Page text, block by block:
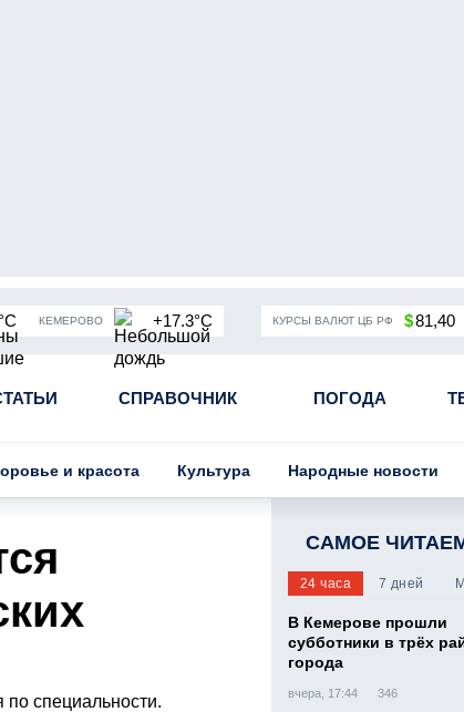
КЕМЕРОВО +17.3°C КУРСЫ ВАЛЮТ ЦБ РФ $81,40
СПРАВОЧНИК ПОГОДА
мобилизация в России Угольная промышленность
и красота Культура Народные новости
по специальности.
САМОЕ
24 часа 7 дней
В Кемерове прошли
субботники в трёх
города
вчера, 17:44 346